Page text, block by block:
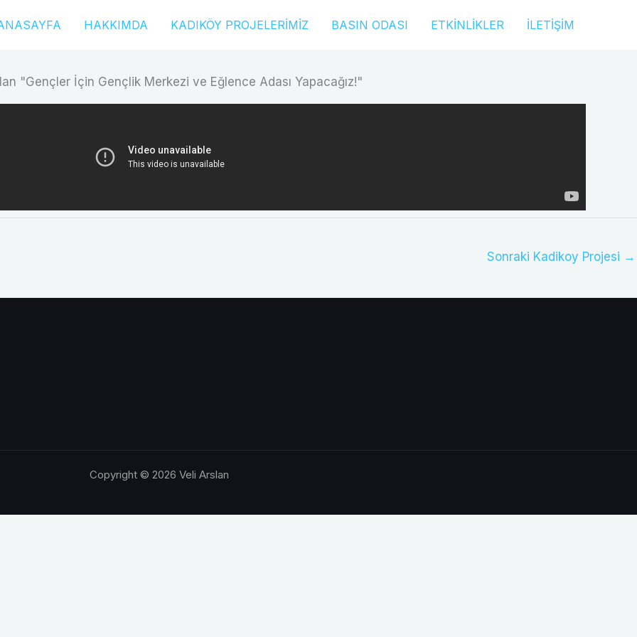
HAKKIMDA KADIKÖY PROJELERİMİZ BASIN ODASI ETKINLIKLER İLETIŞIM
"Gençler İçin Gençlik Merkezi ve Eğlence Adası Yapacağız!"
Sonraki Kadikoy Projesi →
Copyright © 2026 Veli Arslan